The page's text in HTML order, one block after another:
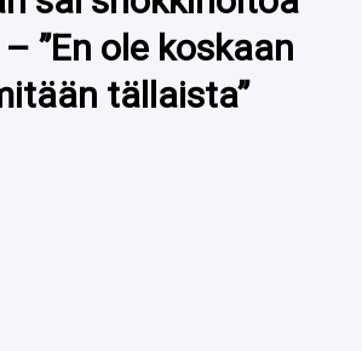
”En ole koskaan
tällaista”